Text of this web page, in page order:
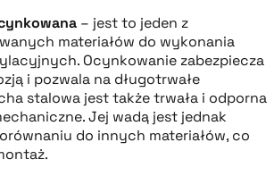
– jest to jeden z
materiałów do wykonania
Ocynkowanie zabezpiecza
i pozwala na długotrwałe
stalowa jest także trwała i odporna
Jej wadą jest jednak
do innych materiałów, co